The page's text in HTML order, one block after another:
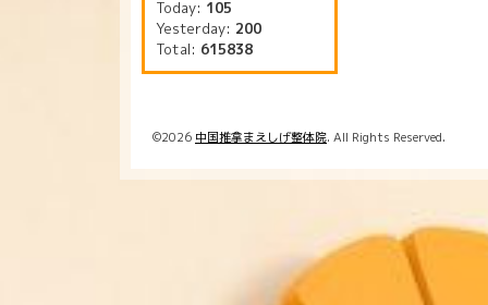
Today: 105
Yesterday: 200
Total: 615838
©2026 中国推拿まえしげ整体院. All Rights Reserved.